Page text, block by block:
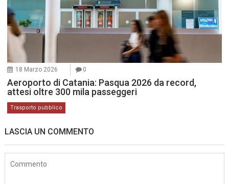
18 Marzo 2026 0
Aeroporto di Catania: Pasqua 2026 da record,
attesi oltre 300 mila passeggeri
Trasporto pubblico
LASCIA UN COMMENTO